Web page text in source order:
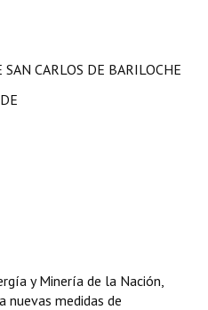
CARLOS DE BARILOCHE
y Minería de la Nación,
nuevas medidas de